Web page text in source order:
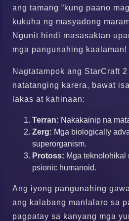
ang tamang “kung paano
kukuha ng masyadong
Ngunit hindi masasaktan
mga pangunahing kaalaman!
Nagtatampok ang StarCraft
natatanging karera, bawat
lakas at kahinaan:
Terran: Nakakainip na
Zerg: Mga biologically
superorganism.
Protoss: Mga teknolohikal
psionic humanoid.
Ang iyong pangunahing
ang kalabang manlalaro sa
pagpatay sa kanyang mga